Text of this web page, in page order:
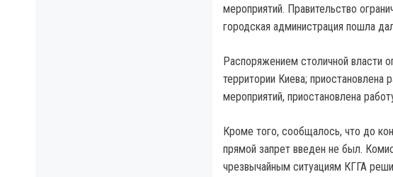
мероприятий. Правительство
городская администрация пошла
Распоряжением столичной власти
территории Киева; приостановлена
мероприятий, приостановлена
Кроме того, сообщалось, что до
прямой запрет введен не был.
чрезвычайным ситуациям КГГА